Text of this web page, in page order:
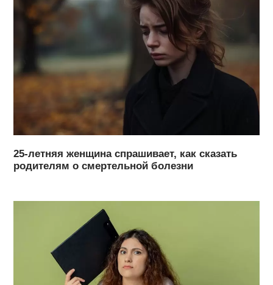
25-летняя женщина спрашивает, как сказать
родителям о смертельной болезни